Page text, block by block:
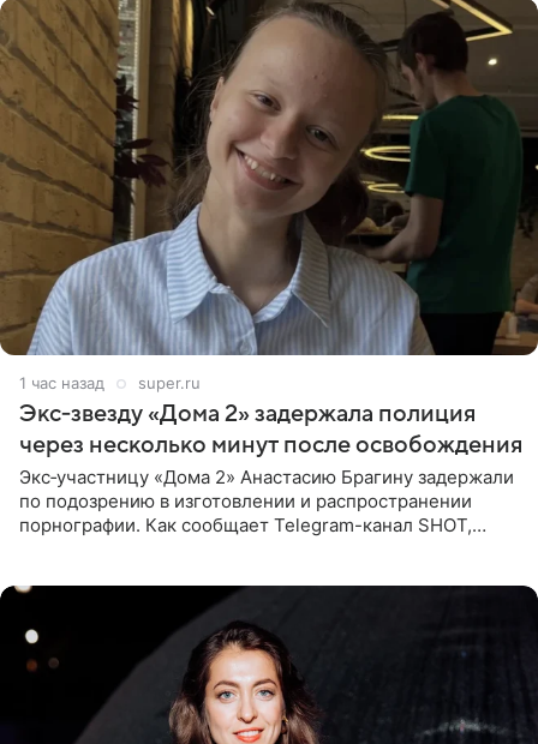
1 час назад super.ru
Экс‑звезду «Дома 2» задержала полиция
через несколько минут после освобождения
Экс‑участницу «Дома 2» Анастасию Брагину задержали
по подозрению в изготовлении и распространении
порнографии. Как сообщает Telegram-канал SHOT,